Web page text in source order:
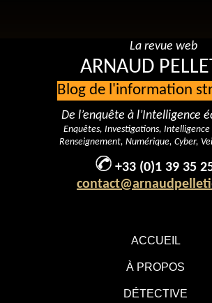
ACCUEIL
À PROPOS
DÉTECTIVE
La revue web
ARNAUD
Blog de l'information
De l’enquête à l’Intelligence
Enquêtes, Investigations, Intelligence
Renseignement, Numérique, Cyber,
+33 (0)1 39 35